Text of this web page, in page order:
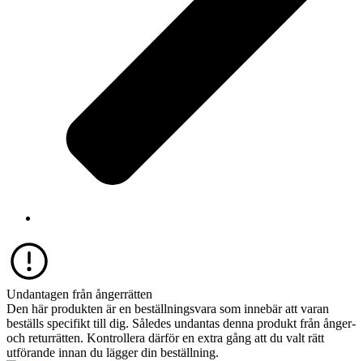
Undantagen från ångerrätten
Den här produkten är en beställningsvara som innebär att varan
beställs specifikt till dig. Således undantas denna produkt från ånger-
och returrätten. Kontrollera därför en extra gång att du valt rätt
utförande innan du lägger din beställning.